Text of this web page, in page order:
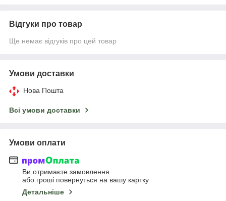
Відгуки про товар
Ще немає відгуків про цей товар
Умови доставки
Нова Пошта
Всі умови доставки
Умови оплати
Ви отримаєте замовлення
або гроші повернуться на вашу картку
Детальніше